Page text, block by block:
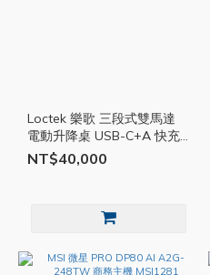
Loctek 樂歌 三段式雙馬達
電動升降桌 USB-C+A 快充
版 DF1 免費安裝 升降桌 電
腦桌 辦公桌 電競桌 Ltk04
NT$40,000